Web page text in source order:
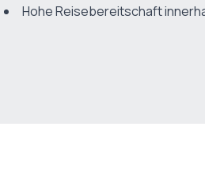
Hohe Reisebereitschaft